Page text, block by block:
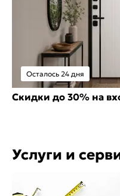
Осталось 24 дня
Скидки до 30% на
Услуги и